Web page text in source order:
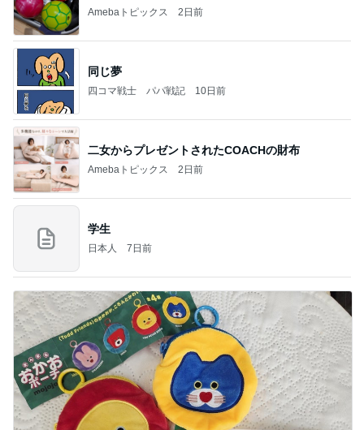
Amebaトピックス 2日前
同じ夢
四コマ戦士 パパ戦記 10日前
二女からプレゼントされたCOACHの財布
Amebaトピックス 2日前
学生
日本人 7日前